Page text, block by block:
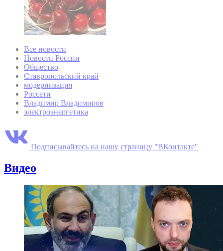
Все новости
Новости России
Общество
Ставропольский край
модернизация
Россети
Владимир Владимиров
электроэнергетика
Подписывайтесь на нашу страницу "ВКонтакте"
Видео